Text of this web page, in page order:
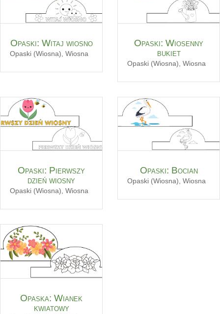
Opaski: Witaj wiosno
Opaski (Wiosna) Wiosna
Opaski: Wiosenny
bukiet
Opaski (Wiosna) Wiosna
Opaski: Pierwszy
dzień wiosny
Opaski (Wiosna), Wiosna
Opaski: Bocian
Opaski (Wiosna), Wiosna
Opaska: Wianek
kwiatowy